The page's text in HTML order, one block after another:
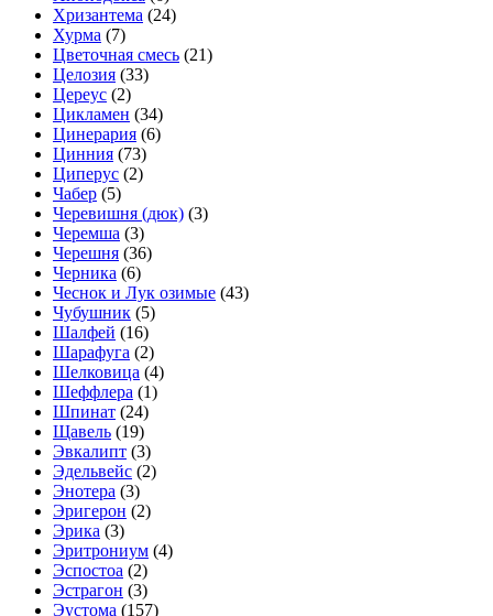
Хризантема (24)
Хурма (7)
Цветочная смесь (21)
Целозия (33)
Цереус (2)
Цикламен (34)
Цинерария (6)
Цинния (73)
Циперус (2)
Чабер (5)
Черевишня (дюк) (3)
Черемша (3)
Черешня (36)
Черника (6)
Чеснок и Лук озимые (43)
Чубушник (5)
Шалфей (16)
Шарафуга (2)
Шелковица (4)
Шеффлера (1)
Шпинат (24)
Щавель (19)
Эвкалипт (3)
Эдельвейс (2)
Энотера (3)
Эригерон (2)
Эрика (3)
Эритрониум (4)
Эспостоа (2)
Эстрагон (3)
Эустома (157)